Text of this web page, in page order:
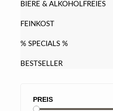
PREIS
BIERE & ALKOHOLFREIES
FEINKOST
% SPECIALS %
BESTSELLER